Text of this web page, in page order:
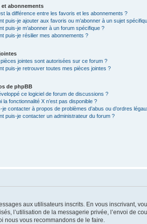
et abonnements
la différence entre les favoris et les abonnements ?
puis-je ajouter aux favoris ou m’abonner à un sujet
puis-je m’abonner à un forum spécifique ?
puis-je résilier mes abonnements ?
jointes sont autorisées sur ce forum ?
puis-je retrouver toutes mes pièces jointes ?
de phpBB
ce logiciel de forum de discussions ?
la fonctionnalité X n’est pas disponible ?
je contacter à propos de problèmes d’abus ou d’ordres
puis-je contacter un administrateur du forum ?
aux utilisateurs inscrits. En vous inscrivant,
l’utilisation de la messagerie privée, l’envoi de
nous vous recommandons de le faire.